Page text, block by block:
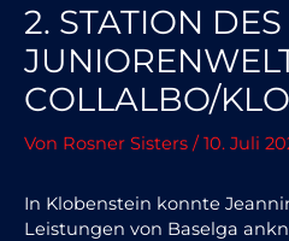
2. STATION DES
COLLALBO/
Von Rosner Sisters /10. Juli
In Klobenstein konnte
Leistungen von Baselga